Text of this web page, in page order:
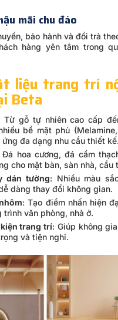
mãi chu đáo
bảo hành và đổi trả
hàng yên tâm trong
liệu trang trí
Beta
Từ gỗ tự nhiên cao cấp
bề mặt phủ
đa dạng nhu cầu thiết kế.
Đá hoa cương, đá cẩm
cho mặt bàn, sàn nhà, cầu
dán tường: Nhiều màu
dàng thay đổi không gian.
: Tạo điểm nhấn hiện
trình văn phòng, nhà ở.
trang trí: Giúp không
và tiện nghi.